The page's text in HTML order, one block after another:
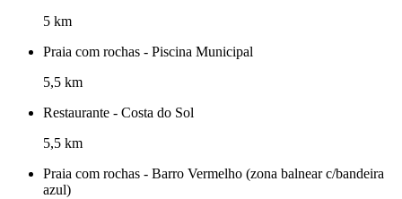
5 km
Praia com rochas - Piscina Municipal
5,5 km
Restaurante - Costa do Sol
5,5 km
Praia com rochas - Barro Vermelho (zona balnear c/bandeira
azul)